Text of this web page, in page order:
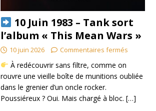
10 Juin 1983 – Tank sort
l’album « This Mean Wars »
10 juin 2026 Commentaires fermés
À redécouvrir sans filtre, comme on
rouvre une vieille boîte de munitions oubliée
dans le grenier d’un oncle rocker.
Poussiéreux ? Oui. Mais chargé à bloc. […]